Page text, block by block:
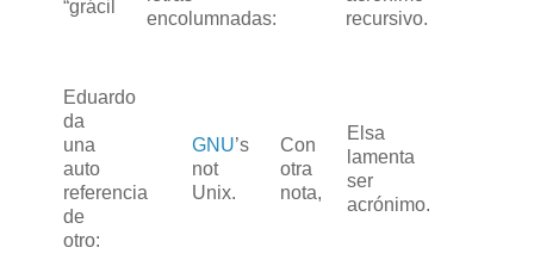
“grácil
encolumnadas:
recursivo.
Eduardo
da
una
auto
referencia
de
otro:
GNU’s
not
Unix.
Con
otra
nota,
Elsa
lamenta
ser
acrónimo.